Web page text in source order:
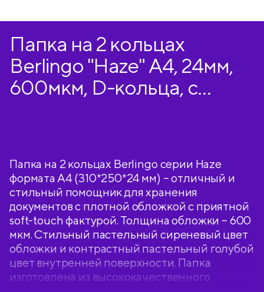
Папка на 2 кольцах
Berlingo "Haze" А4, 24мм,
600мкм, D-кольца, с
Папка на 2 кольцах Berlingo серии Haze
формата А4 (310*250*24 мм) – отличный и
стильный помощник для хранения
документов с плотной обложкой с приятной
soft-touch фактурой. Толщина обложки – 600
мкм. Стильный пастельный сиреневый цвет
обложки и контрастный пастельный голубой
цвет внутренней поверхности. Папка
изготовлена из высококачественного